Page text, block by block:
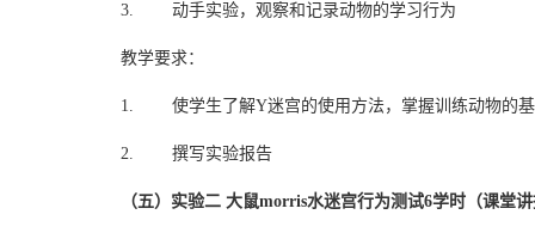
3. 动手实验，观察和记录动物的学习行为
教学要求：
1. 使学生了解Y迷宫的使用方法，掌握训练动物的基
2. 撰写实验报告
（五）实验二 大鼠morris水迷宫行为测试6学时（课堂